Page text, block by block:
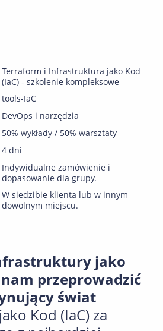
Terraform i Infrastruktura jako Kod
(IaC) - szkolenie kompleksowe
tools-IaC
DevOps i narzędzia
50% wykłady / 50% warsztaty
4 dni
Indywidualne zamówienie i
dopasowanie dla grupy.
W siedzibie klienta lub w innym
dowolnym miejscu.
jako
przeprowadzić
świat
Kod (IaC) za